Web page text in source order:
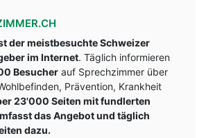
der meistbesuchte Schweizer
im Internet. Täglich informieren
Besucher auf Sprechzimmer über
Prävention, Krankheit
23'000 Seiten mit fundlerten
das Angebot und täglich
dazu.